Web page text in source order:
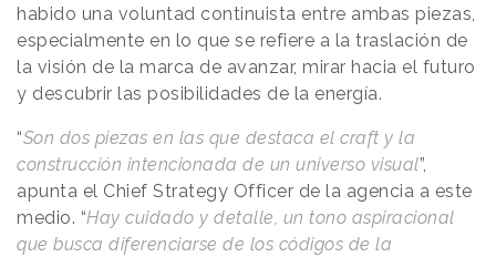
habido una voluntad continuista entre ambas piezas,
especialmente en lo que se refiere a la traslación de
la visión de la marca de avanzar, mirar hacia el futuro
y descubrir las posibilidades de la energía.
“Son dos piezas en las que destaca el craft y la
construcción intencionada de un universo visual”,
apunta el Chief Strategy Officer de la agencia a este
medio. “Hay cuidado y detalle, un tono aspiracional
que busca diferenciarse de los códigos de la